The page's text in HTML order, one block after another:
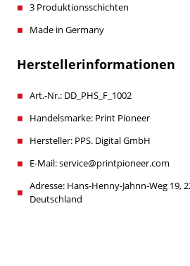
3 Produktionsschichten
Made in Germany
Herstellerinformationen
Art.-Nr.: DD_PHS_F_1002
Handelsmarke: Print Pioneer
Hersteller: PPS. Digital GmbH
E-Mail: service@printpioneer.com
Adresse: Hans-Henny-Jahnn-Weg 19,
Deutschland